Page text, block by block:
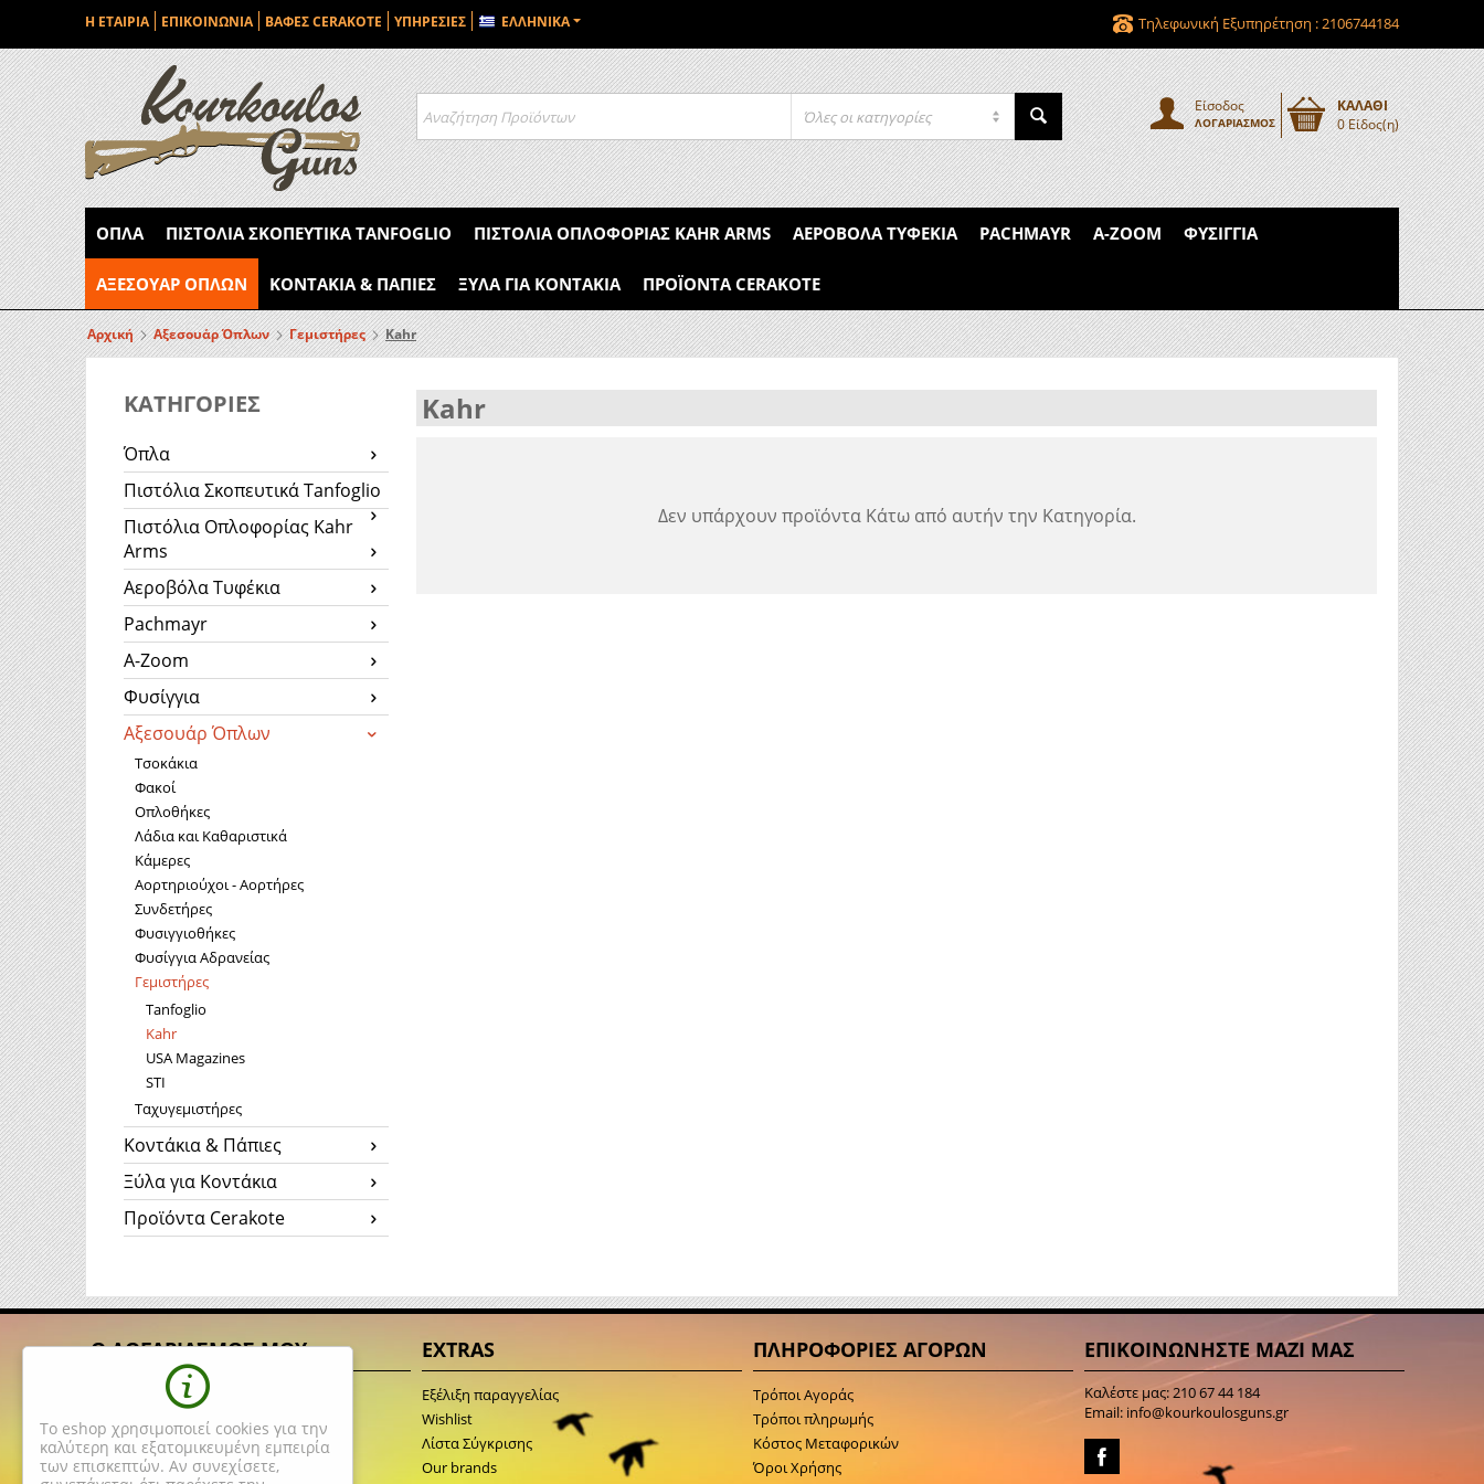
Το eshop χρησιμοποιεί cookies για την
καλύτερη και εξατομικευμένη εμπειρία
των επισκεπτών. Αν συνεχίσετε,
Η ΕΤΑΙΡΙΑ ΕΠΙΚΟΙΝΩΝΙΑ ΒΑΦΕΣ CERAKOTE ΥΠΗΡΕΣΙΕΣ ΕΛΛΗΝΙΚΆ Τηλεφωνική Εξυπηρέτηση : 2106744184
Όλες οι κατηγορίες
ΚΑΛΑΘΙ
0 Είδος(η)
Είσοδος
ΛΟΓΑΡΙΑΣΜΌΣ
ΌΠΛΑ ΠΙΣΤΌΛΙΑ ΣΚΟΠΕΥΤΙΚΆ TANFOGLIO ΠΙΣΤΌΛΙΑ ΟΠΛΟΦΟΡΊΑΣ KAHR ARMS ΑΕΡΟΒΌΛΑ ΤΥΦΈΚΙΑ PACHMAYR A-ZOOM ΦΥΣΊΓΓΙΑ
ΑΞΕΣΟΥΆΡ ΌΠΛΩΝ ΚΟΝΤΆΚΙΑ & ΠΆΠΙΕΣ ΞΎΛΑ ΓΙΑ ΚΟΝΤΆΚΙΑ ΠΡΟΪΌΝΤΑ CERAKOTE
Αρχική Αξεσουάρ Όπλων Γεμιστήρες Kahr
ΚΑΤΗΓΟΡΙΕΣ
Όπλα
Πιστόλια Σκοπευτικά Tanfoglio
Πιστόλια Οπλοφορίας Kahr
Arms
Αεροβόλα Τυφέκια
Pachmayr
A-Zoom
Φυσίγγια
Αξεσουάρ Όπλων
Τσοκάκια
Φακοί
Οπλοθήκες
Λάδια και Καθαριστικά
Κάμερες
Αορτηριούχοι - Αορτήρες
Συνδετήρες
Φυσιγγιοθήκες
Φυσίγγια Αδρανείας
Γεμιστήρες
Tanfoglio
Kahr
USA Magazines
STI
Ταχυγεμιστήρες
Κοντάκια & Πάπιες
Ξύλα για Κοντάκια
Προϊόντα Cerakote
Kahr
Δεν υπάρχουν προϊόντα Κάτω από αυτήν την Κατηγορία.
Ο ΛΟΓΑΡΙΑΣΜΟΣ ΜΟΥ
Δημιουργία Λογαριασμού
Λίστα Αγαπημένων
Λίστα σύγκρισης
EXTRAS
Εξέλιξη παραγγελίας
Wishlist
Λίστα Σύγκρισης
Our brands
ΠΛΗΡΟΦΟΡΙΕΣ ΑΓΟΡΩΝ
Τρόποι Αγοράς
Τρόποι πληρωμής
Κόστος Μεταφορικών
Όροι Χρήσης
ΕΠΙΚΟΙΝΩΝΗΣΤΕ ΜΑΖΙ ΜΑΣ
Καλέστε μας:210 67 44 184
Email: info@kourkoulosguns.gr